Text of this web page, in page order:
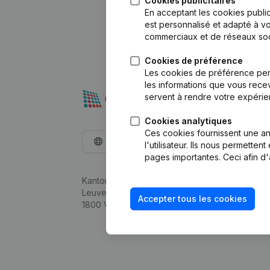
En acceptant les cookies
est personnalisé et adapté à
commerciaux et de réseaux
Cookies de préférence
Les cookies de préférence
les informations que vous
servent à rendre votre
Cookies analytiques
Ces cookies fournissent une
l'utilisateur. Ils nous
pages importantes. Ceci afin
Accepter tous les cookies
Français
Kantorenpark Everest
Leuvensesteenweg 248D,
1800 Vilvoorde